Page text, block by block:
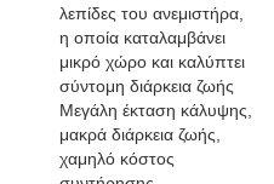
λεπίδες του ανεμιστήρα,
η οποία καταλαμβάνει
μικρό χώρο και καλύπτει
σύντομη διάρκεια ζωής
Μεγάλη έκταση κάλυψης,
μακρά διάρκεια ζωής,
χαμηλό κόστος